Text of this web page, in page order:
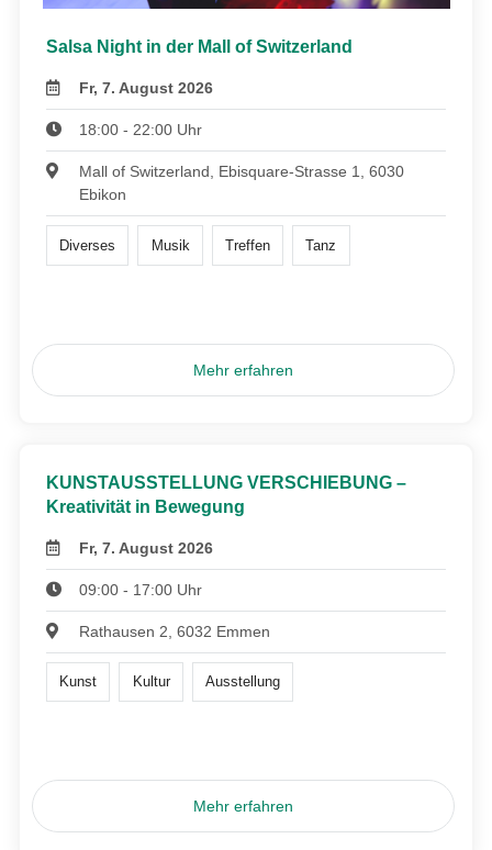
Salsa Night in der Mall of Switzerland
Fr, 7. August 2026
18:00 - 22:00 Uhr
Mall of Switzerland, Ebisquare-Strasse 1, 6030
Ebikon
Diverses Musik Treffen Tanz
Mehr erfahren
KUNSTAUSSTELLUNG VERSCHIEBUNG –
Kreativität in Bewegung
Fr, 7. August 2026
09:00 - 17:00 Uhr
Rathausen 2, 6032 Emmen
Kunst Kultur Ausstellung
Mehr erfahren